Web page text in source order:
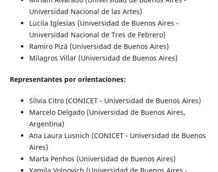
Universidad Nacional de las Artes)
Lucila Iglesias (Universidad de Buenos Aires -
Universidad Nacional de Tres de Febrero)
Ramiro Pizá (Universidad de Buenos Aires)
Milagros Villar (Universidad de Buenos Aires)
Representantes por orientaciones:
Silvia Citro (CONICET - Universidad de Buenos Aires)
Marcelo Delgado (Universidad de Buenos Aires,
Argentina)
Ana Laura Lusnich (CONICET - Universidad de Buenos
Aires)
Marta Penhos (Universidad de Buenos Aires)